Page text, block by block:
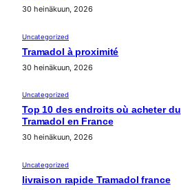
30 heinäkuun, 2026
Uncategorized
Tramadol à proximité
30 heinäkuun, 2026
Uncategorized
Top 10 des endroits où acheter du
Tramadol en France
30 heinäkuun, 2026
Uncategorized
livraison rapide Tramadol france